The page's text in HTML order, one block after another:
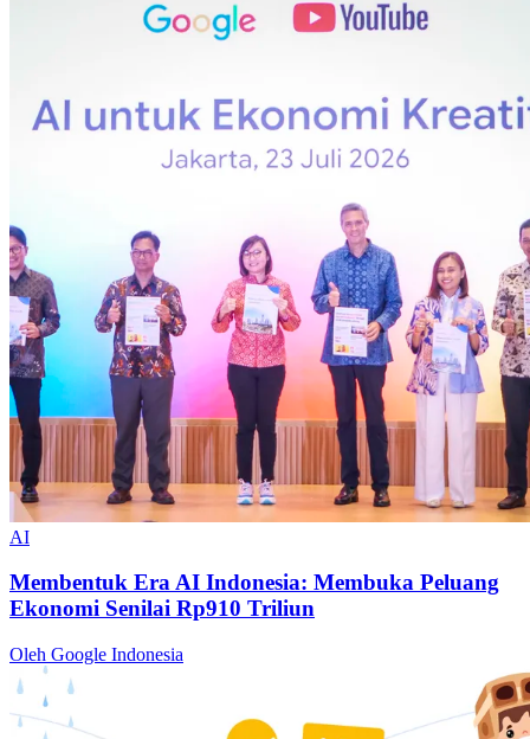
AI
Membentuk Era AI Indonesia: Membuka Peluang
Ekonomi Senilai Rp910 Triliun
Oleh Google Indonesia